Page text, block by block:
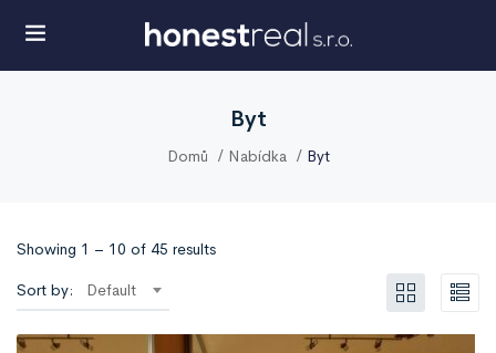
Byt
Domů Nabídka Byt
Showing 1 – 10 of 45 results
Sort by: Default